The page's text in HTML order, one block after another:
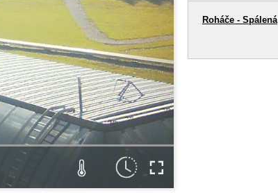
Roháče - Spálená